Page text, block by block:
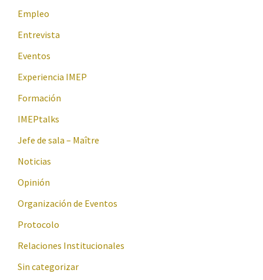
Empleo
Entrevista
Eventos
Experiencia IMEP
Formación
IMEPtalks
Jefe de sala – Maître
Noticias
Opinión
Organización de Eventos
Protocolo
Relaciones Institucionales
Sin categorizar